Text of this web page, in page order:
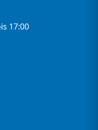
17:00